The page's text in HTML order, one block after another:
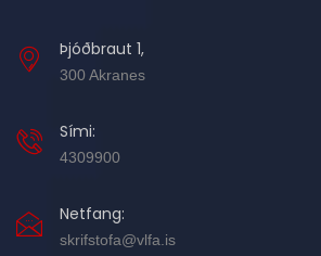
Þjóðbraut 1,
300 Akranes
Sími:
4309900
Netfang:
skrifstofa@vlfa.is